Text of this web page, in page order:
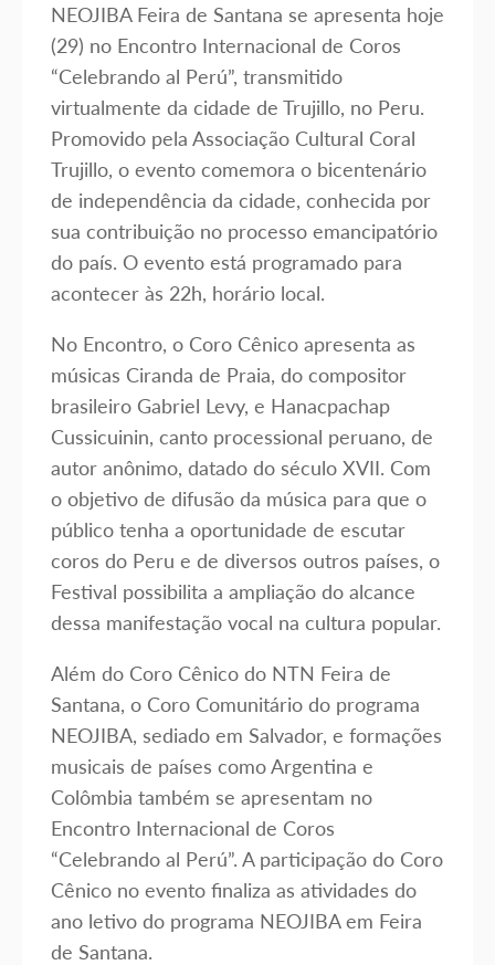
NEOJIBA Feira de Santana se apresenta hoje
(29) no Encontro Internacional de Coros
“Celebrando al Perú”, transmitido
virtualmente da cidade de Trujillo, no Peru.
Promovido pela Associação Cultural Coral
Trujillo, o evento comemora o bicentenário
de independência da cidade, conhecida por
sua contribuição no processo emancipatório
do país. O evento está programado para
acontecer às 22h, horário local.
No Encontro, o Coro Cênico apresenta as
músicas Ciranda de Praia, do compositor
brasileiro Gabriel Levy, e Hanacpachap
Cussicuinin, canto processional peruano, de
autor anônimo, datado do século XVII. Com
o objetivo de difusão da música para que o
público tenha a oportunidade de escutar
coros do Peru e de diversos outros países, o
Festival possibilita a ampliação do alcance
dessa manifestação vocal na cultura popular.
Além do Coro Cênico do NTN Feira de
Santana, o Coro Comunitário do programa
NEOJIBA, sediado em Salvador, e formações
musicais de países como Argentina e
Colômbia também se apresentam no
Encontro Internacional de Coros
“Celebrando al Perú”. A participação do Coro
Cênico no evento finaliza as atividades do
ano letivo do programa NEOJIBA em Feira
de Santana.